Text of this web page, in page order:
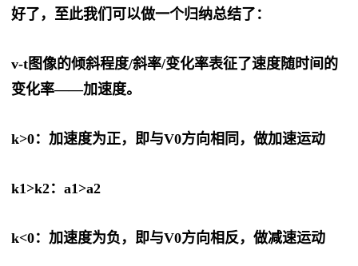
好了，至此我们可以做一个归纳总结了：
v-t图像的倾斜程度/斜率/变化率表征了速度随时间的
变化率——加速度。
k>0：加速度为正，即与V0方向相同，做加速运动
k1>k2：a1>a2
k<0：加速度为负，即与V0方向相反，做减速运动